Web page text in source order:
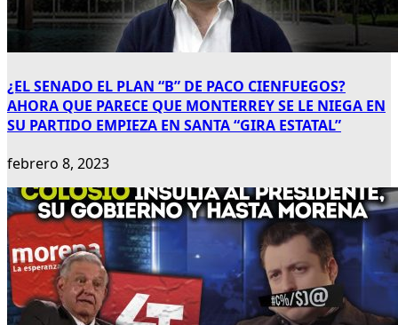
¿EL SENADO EL PLAN “B” DE PACO CIENFUEGOS?
AHORA QUE PARECE QUE MONTERREY SE LE NIEGA EN
SU PARTIDO EMPIEZA EN SANTA “GIRA ESTATAL”
febrero 8, 2023